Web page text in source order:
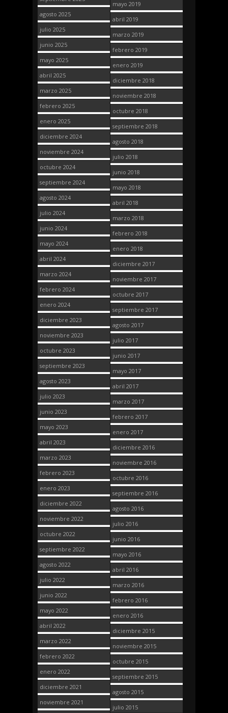
agosto 2025
julio 2025
junio 2025
mayo 2025
abril 2025
marzo 2025
febrero 2025
enero 2025
diciembre 2024
noviembre 2024
octubre 2024
septiembre 2024
agosto 2024
julio 2024
junio 2024
mayo 2024
abril 2024
marzo 2024
febrero 2024
enero 2024
diciembre 2023
noviembre 2023
octubre 2023
septiembre 2023
agosto 2023
julio 2023
junio 2023
mayo 2023
abril 2023
marzo 2023
febrero 2023
enero 2023
diciembre 2022
noviembre 2022
octubre 2022
septiembre 2022
agosto 2022
julio 2022
junio 2022
mayo 2022
abril 2022
marzo 2022
febrero 2022
enero 2022
diciembre 2021
noviembre 2021
mayo 2019
abril 2019
marzo 2019
febrero 2019
enero 2019
diciembre 2018
noviembre 2018
octubre 2018
septiembre 2018
agosto 2018
julio 2018
junio 2018
mayo 2018
abril 2018
marzo 2018
febrero 2018
enero 2018
diciembre 2017
noviembre 2017
octubre 2017
septiembre 2017
agosto 2017
julio 2017
junio 2017
mayo 2017
abril 2017
marzo 2017
febrero 2017
enero 2017
diciembre 2016
noviembre 2016
octubre 2016
septiembre 2016
agosto 2016
julio 2016
junio 2016
mayo 2016
abril 2016
marzo 2016
febrero 2016
enero 2016
diciembre 2015
noviembre 2015
octubre 2015
septiembre 2015
agosto 2015
julio 2015